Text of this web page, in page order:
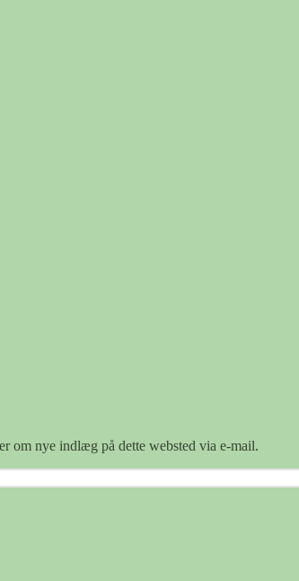
om nye indlæg på dette websted via e-mail.